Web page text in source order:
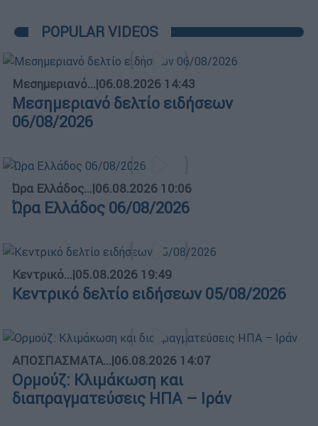
POPULAR VIDEOS
Μεσημεριανό...|06.08.2026 14:43
Μεσημεριανό δελτίο ειδήσεων
06/08/2026
Ώρα Ελλάδος...|06.08.2026 10:06
Ώρα Ελλάδος 06/08/2026
Κεντρικό...|05.08.2026 19:49
Κεντρικό δελτίο ειδήσεων 05/08/2026
ΑΠΟΣΠΑΣΜΑΤΑ...|06.08.2026 14:07
Ορμούζ: Κλιμάκωση και
διαπραγματεύσεις ΗΠΑ – Ιράν